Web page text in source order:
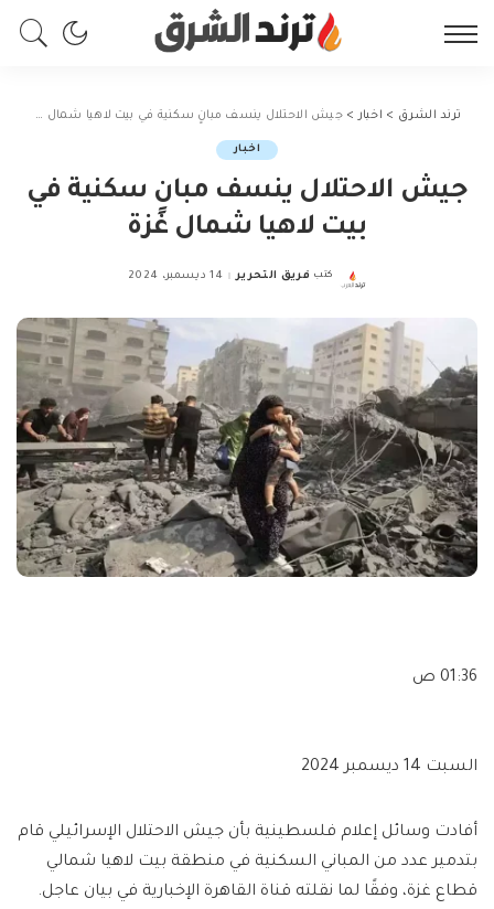
ترند الشرق > اخبار >جيش الاحتلال ينسف مبانٍ سكنية في بيت لاهيا شمال غزة
اخبار
جيش الاحتلال ينسف مبانٍ سكنية في
بيت لاهيا شمال غزة
Posted
كتب فريق التحرير 14 ديسمبر، 2024
01:36 ص
السبت 14 ديسمبر 2024
أفادت وسائل إعلام فلسطينية بأن جيش الاحتلال الإسرائيلي قام
بتدمير عدد من المباني السكنية في منطقة بيت لاهيا شمالي
قطاع غزة، وفقًا لما نقلته قناة القاهرة الإخبارية في بيان عاجل.